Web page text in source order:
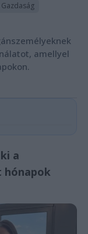
Gazdaság
amellyel
a